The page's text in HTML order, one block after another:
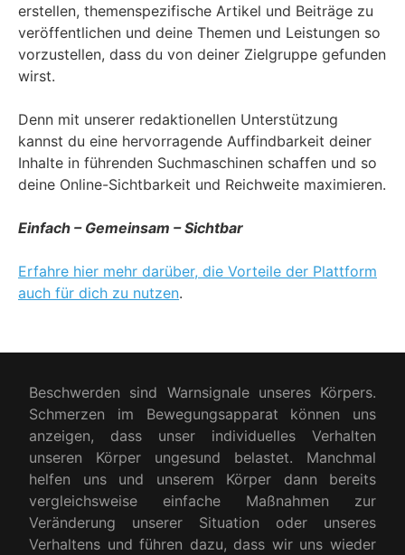
erstellen, themenspezifische Artikel und Beiträge zu
veröffentlichen und deine Themen und Leistungen so
vorzustellen, dass du von deiner Zielgruppe gefunden
wirst.
Denn mit unserer redaktionellen Unterstützung
kannst du eine hervorragende Auffindbarkeit deiner
Inhalte in führenden Suchmaschinen schaffen und so
deine Online-Sichtbarkeit und Reichweite maximieren.
Einfach – Gemeinsam – Sichtbar
Erfahre hier mehr darüber, die Vorteile der Plattform
auch für dich zu nutzen.
Beschwerden sind Warnsignale unseres Körpers.
Schmerzen im Bewegungsapparat können uns
anzeigen, dass unser individuelles Verhalten
unseren Körper ungesund belastet. Manchmal
helfen uns und unserem Körper dann bereits
vergleichsweise einfache Maßnahmen zur
Veränderung unserer Situation oder unseres
Verhaltens und führen dazu, dass wir uns wieder